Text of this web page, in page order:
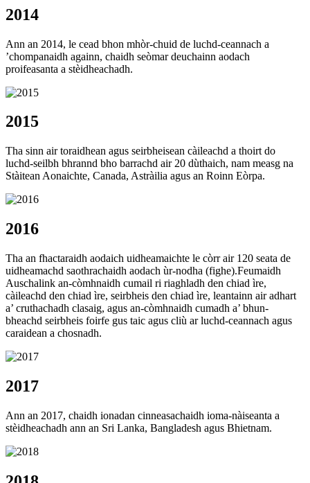
2014
Ann an 2014, le cead bhon mhòr-chuid de luchd-ceannach a
’chompanaidh againn, chaidh seòmar deuchainn aodach
proifeasanta a stèidheachadh.
2015
Tha sinn air toraidhean agus seirbheisean càileachd a thoirt do
luchd-seilbh bhrannd bho barrachd air 20 dùthaich, nam measg na
Stàitean Aonaichte, Canada, Astràilia agus an Roinn Eòrpa.
2016
Tha an fhactaraidh aodaich uidheamaichte le còrr air 120 seata de
uidheamachd saothrachaidh aodach ùr-nodha (fighe).Feumaidh
Auschalink an-còmhnaidh cumail ri riaghladh den chiad ìre,
càileachd den chiad ìre, seirbheis den chiad ìre, leantainn air adhart
a’ cruthachadh clasaig, agus an-còmhnaidh cumadh a’ bhun-
bheachd seirbheis foirfe gus taic agus cliù ar luchd-ceannach agus
caraidean a chosnadh.
2017
Ann an 2017, chaidh ionadan cinneasachaidh ioma-nàiseanta a
stèidheachadh ann an Sri Lanka, Bangladesh agus Bhietnam.